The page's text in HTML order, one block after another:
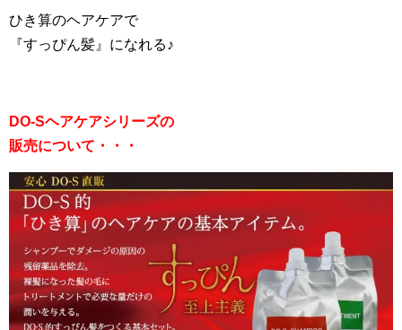
ひき算のヘアケアで
『すっぴん髪』になれる♪
DO-Sヘアケアシリーズの
販売について・・・